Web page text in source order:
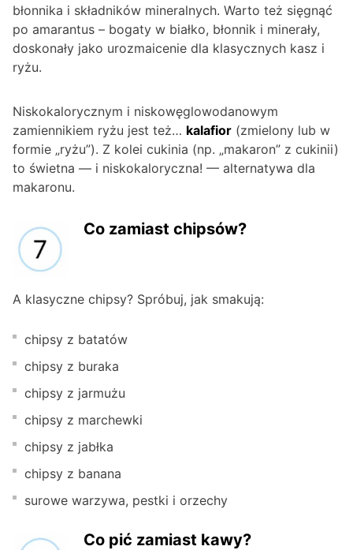
błonnika i składników mineralnych. Warto też sięgnąć
po amarantus – bogaty w białko, błonnik i minerały,
doskonały jako urozmaicenie dla klasycznych kasz i
ryżu.
Niskokalorycznym i niskowęglowodanowym
zamiennikiem ryżu jest też… kalafior (zmielony lub w
formie „ryżu”). Z kolei cukinia (np. „makaron” z cukinii)
to świetna — i niskokaloryczna! — alternatywa dla
makaronu.
Co zamiast chipsów?
A klasyczne chipsy? Spróbuj, jak smakują:
chipsy z batatów
chipsy z buraka
chipsy z jarmużu
chipsy z marchewki
chipsy z jabłka
chipsy z banana
surowe warzywa, pestki i orzechy
Co pić zamiast kawy?